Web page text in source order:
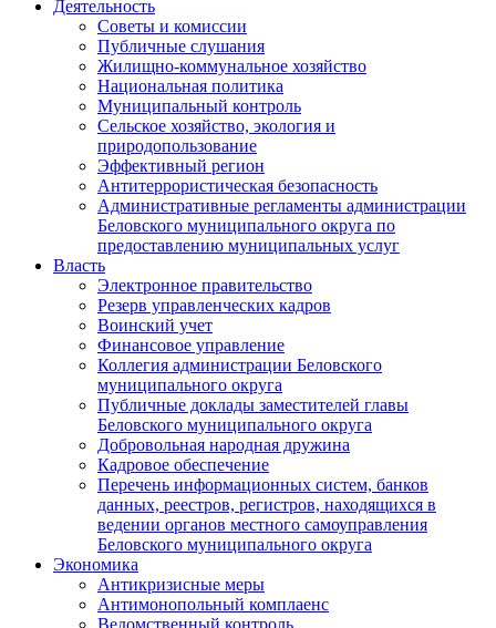
Деятельность
Советы и комиссии
Публичные слушания
Жилищно-коммунальное хозяйство
Национальная политика
Муниципальный контроль
Сельское хозяйство, экология и
природопользование
Эффективный регион
Антитеррористическая безопасность
Административные регламенты администрации
Беловского муниципального округа по
предоставлению муниципальных услуг
Власть
Электронное правительство
Резерв управленческих кадров
Воинский учет
Финансовое управление
Коллегия администрации Беловского
муниципального округа
Публичные доклады заместителей главы
Беловского муниципального округа
Добровольная народная дружина
Кадровое обеспечение
Перечень информационных систем, банков
данных, реестров, регистров, находящихся в
ведении органов местного самоуправления
Беловского муниципального округа
Экономика
Антикризисные меры
Антимонопольный комплаенс
Ведомственный контроль